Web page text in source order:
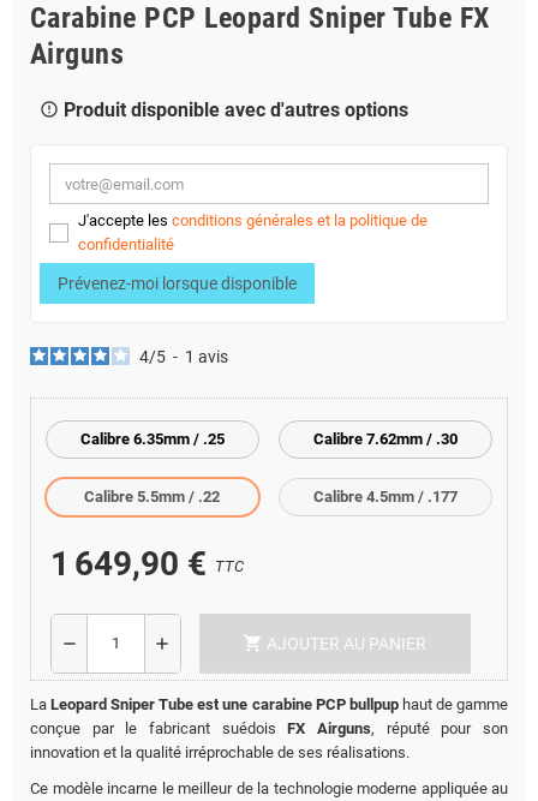
Carabine PCP Leopard Sniper Tube FX
Airguns
error_outline Produit disponible avec d'autres options
J'accepte les conditions générales et la politique de
confidentialité
Prévenez-moi lorsque disponible
4/5 - 1 avis
Calibre 6.35mm / .25 Calibre 7.62mm / .30
Calibre 5.5mm / .22 Calibre 4.5mm / .177
1 649,90 € TTC
remove add shopping_cart AJOUTER AU PANIER
LaLeopard Sniper Tube est une carabine PCP bullpuphaut de gamme
conçue par le fabricant suédoisFX Airguns, réputé pour son
innovation et la qualité irréprochable de ses réalisations.
Ce modèle incarne le meilleur de la technologie moderne appliquée au